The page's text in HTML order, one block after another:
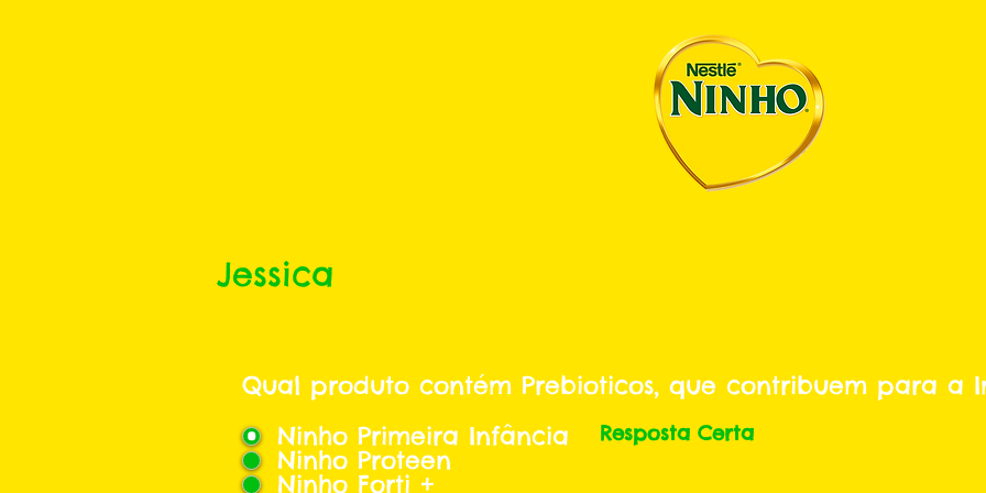
Jessica
Qual produto contém Prebioticos, que contribuem para a
Ninho Primeira Infância
Ninho Proteen
Ninho Forti +
Resposta Certa